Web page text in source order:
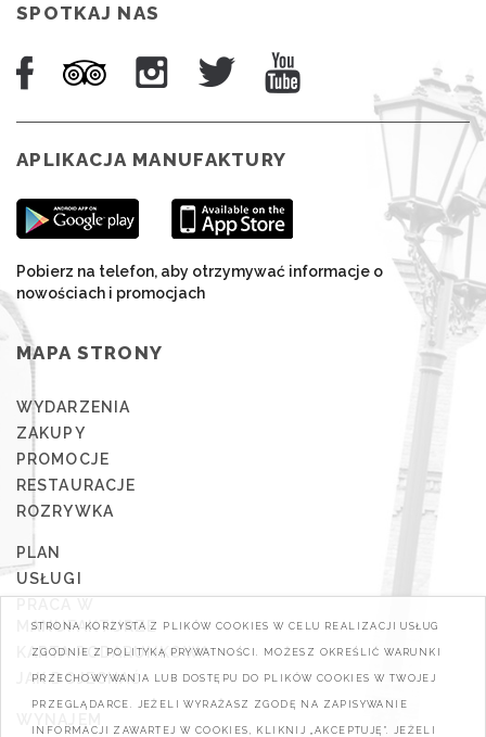
SPOTKAJ NAS
APLIKACJA MANUFAKTURY
Pobierz na telefon, aby otrzymywać informacje o
nowościach i promocjach
MAPA STRONY
WYDARZENIA
ZAKUPY
PROMOCJE
RESTAURACJE
ROZRYWKA
PLAN
USŁUGI
MANUFAKTURZE
KARTA PODARUNKOWA
JAK DOJECHAĆ
STRONA KORZYSTA Z PLIKÓW COOKIES W CELU REALIZACJI USŁUG
ZGODNIE Z POLITYKĄ PRYWATNOŚCI. MOŻESZ OKREŚLIĆ WARUNKI
PRZECHOWYWANIA LUB DOSTĘPU DO PLIKÓW COOKIES W TWOJEJ
PRZEGLĄDARCE. JEŻELI WYRAŻASZ ZGODĘ NA ZAPISYWANIE
INFORMACJI ZAWARTEJ W COOKIES, KLIKNIJ „AKCEPTUJĘ". JEŻELI